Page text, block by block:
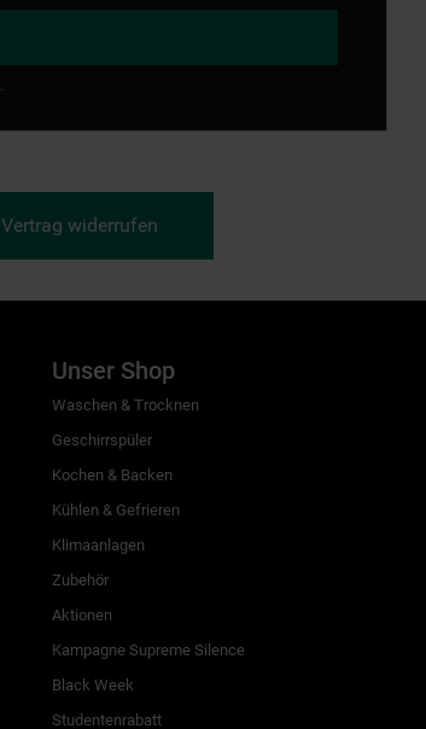
Vertrag widerrufen
Unser Shop
Waschen & Trocknen
Geschirrspüler
Kochen & Backen
Kühlen & Gefrieren
Klimaanlagen
Zubehör
Aktionen
Kampagne Supreme Silence
Black Week
Studentenrabatt